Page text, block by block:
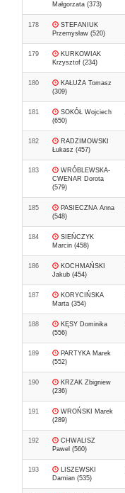
Małgorzata (373)
178
STEFANIUK
Przemysław (520)
179
KURKOWIAK
Krzysztof (234)
180
KAŁUŻA Tomasz
(309)
181
SOKÓŁ Wojciech
(650)
182
RADZIMOWSKI
Łukasz (457)
183
WRÓBLEWSKA-
CWENAR Dorota
(579)
185
PASIECZNA Anna
(548)
184
SIEŃCZYK
Marcin (458)
186
KOCHMAŃSKI
Jakub (454)
187
KORYCIŃSKA
Marta (354)
188
KĘSY Dominika
(556)
189
PARTYKA Marek
(552)
190
KRZAK Zbigniew
(236)
191
WROŃSKI Marek
(289)
192
CHWALISZ
Pawel (560)
193
LISZEWSKI
Damian (535)